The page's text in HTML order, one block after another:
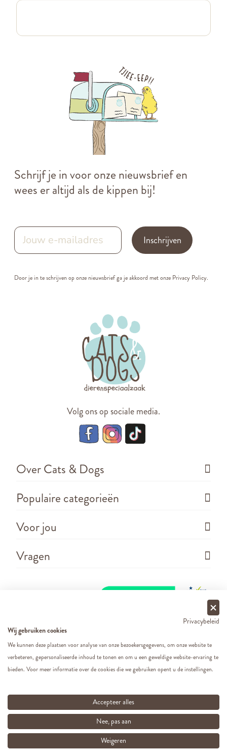
Schrijf je in voor onze nieuwsbrief en
wees er altijd als de kippen bij!
Inschrijven
Door je in te schrijven op onze nieuwsbrief ga je akkoord met onze Privacy Policy.
Volg ons op sociale media.
Over Cats & Dogs
Populaire categorieën
Voor jou
Vragen
Copyright ©2026 - Cats&Dogs - Website byeWings
e-commerce
Privacybeleid
Wij gebruiken cookies
We kunnen deze plaatsen voor analyse van onze bezoekersgegevens, om onze website te
verbeteren, gepersonaliseerde inhoud te tonen en om u een geweldige website-ervaring te
bieden. Voor meer informatie over de cookies die we gebruiken opent u de instellingen.
Accepteer alles
Nee, pas aan
Weigeren